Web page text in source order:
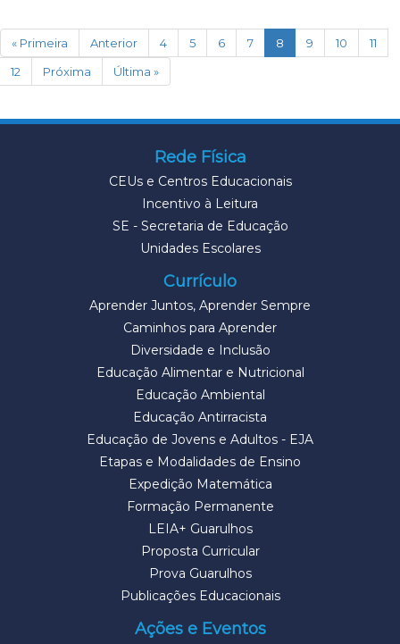
« Primeira Anterior 4 5 6 7 8 (current)
9 10
11
12
Próxima Última »
Rede Física
CEUs e Centros Educacionais
Incentivo à Leitura
SE - Secretaria de Educação
Unidades Escolares
Currículo
Aprender Juntos, Aprender Sempre
Caminhos para Aprender
Diversidade e Inclusão
Educação Alimentar e Nutricional
Educação Ambiental
Educação Antirracista
Educação de Jovens e Adultos - EJA
Etapas e Modalidades de Ensino
Expedição Matemática
Formação Permanente
LEIA+ Guarulhos
Proposta Curricular
Prova Guarulhos
Publicações Educacionais
Ações e Eventos